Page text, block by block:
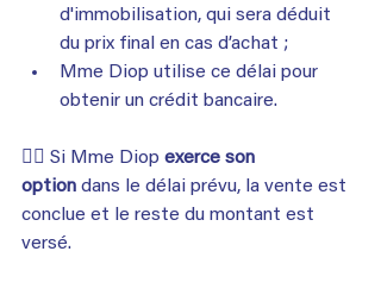
d'immobilisation, qui sera déduit
du prix final en cas d’achat ;
Mme Diop utilise ce délai pour
obtenir un crédit bancaire.
👉🏾 Si Mme Diop exerce son
option dans le délai prévu, la vente est
conclue et le reste du montant est
versé.